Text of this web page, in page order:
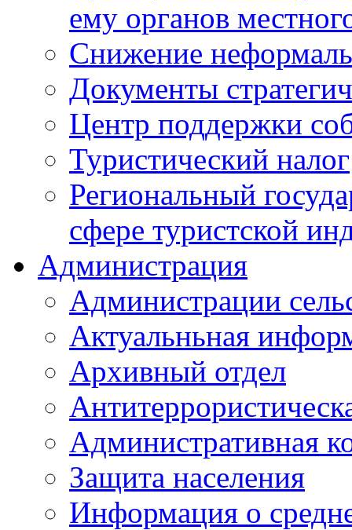
ему органов
Снижение
Документы
Центр поддержки
Туристический налог
Региональный
сфере туристской
Администрация
Администрации
Актуальньная
Архивный отдел
Административная
Защита населения
Информация о